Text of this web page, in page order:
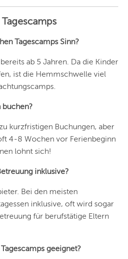
Tagescamps Sinn?
ab 5 Jahren. Da die Kinder
ist die Hemmschwelle viel
buchen?
kurzfristigen Buchungen, aber
4-8 Wochen vor Ferienbeginn
lohnt sich!
inklusive?
Bei den meisten
inklusive, oft wird sogar
für berufstätige Eltern
geeignet?